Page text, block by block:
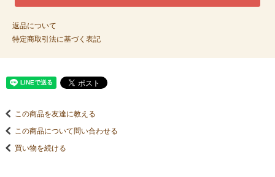
返品について
特定商取引法に基づく表記
この商品を友達に教える
この商品について問い合わせる
買い物を続ける